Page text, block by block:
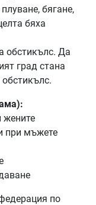
бягане,
бяха
обстикълс. Да
град стана
жените
при мъжете
по